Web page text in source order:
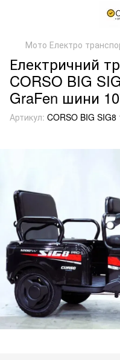
Мото Електро
Електричний
CORSO BIG
GraFen шини
Артикул: CORSO BIG